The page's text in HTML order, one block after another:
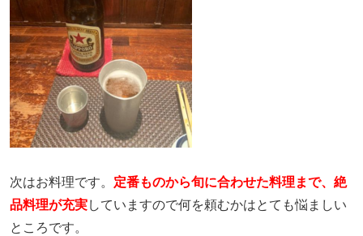
次はお料理です。 定番ものから旬に合わせた料理まで、絶
品料理が充実していますので何を頼むかはとても悩ましい
ところです。